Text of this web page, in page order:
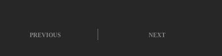
PREVIOUS NEXT